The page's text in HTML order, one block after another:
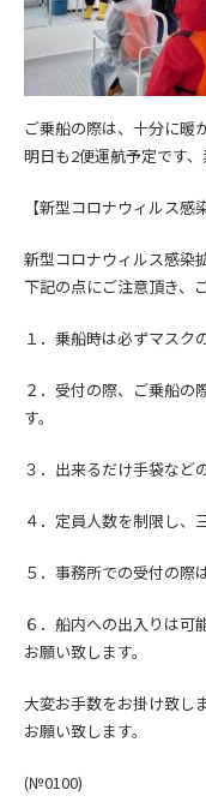
ご乗船の際は、十分に暖
明日も2便運航予定です
【新型コロナウィルス感
新型コロナウィルス感染
下記の点にご注意頂き、
１．乗船時は必ずマスク
２．受付の際、ご乗船の
す。
３．出来るだけ手袋など
４．定員人数を制限し、
５．事務所での受付の際
６．船内への出入りは可
お願い致します。
大変お手数をお掛け致し
お願い致します。
(№0100)